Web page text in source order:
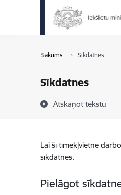
Pāriet uz lapas saturu
Sākums Sīkdatnes
Sīkdatnes
Atskaņot tekstu
Lai šī tīmekļvietne
sīkdatnes.
Pielāgot